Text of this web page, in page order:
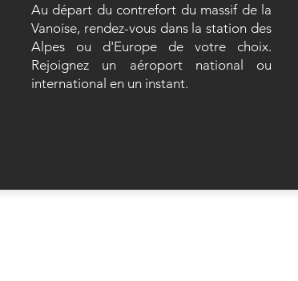
Au départ du contrefort du massif de la
Vanoise, rendez-vous dans la station des
Alpes ou d'Europe de votre choix.
Rejoignez un aéroport national ou
international en un instant.